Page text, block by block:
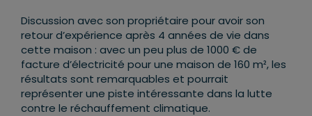
Discussion avec son propriétaire pour avoir son
retour d’expérience après 4 années de vie dans
cette maison : avec un peu plus de 1000 € de
facture d’électricité pour une maison de 160 m², les
résultats sont remarquables et pourrait
représenter une piste intéressante dans la lutte
contre le réchauffement climatique.